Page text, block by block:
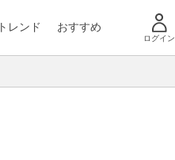
トレンド おすすめ
ログイン